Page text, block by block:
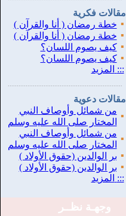
مقالات فكرية
▪ خطة رمضان ( أنا والقرآن )
▪ خطة رمضان ( أنا والقرآن )
▪ كيف يصوم اللسان؟
▪ كيف يصوم اللسان؟
::: المزيد
مقالات دعوية
▪
من شمائل وأوصاف النبي
المختار صلى الله عليه وسلم
▪
من شمائل وأوصاف النبي
المختار صلى الله عليه وسلم
▪ بر الوالدين (حقوق الأولاد )
▪ بر الوالدين (حقوق الأولاد )
::: المزيد
وجهـة نظــر